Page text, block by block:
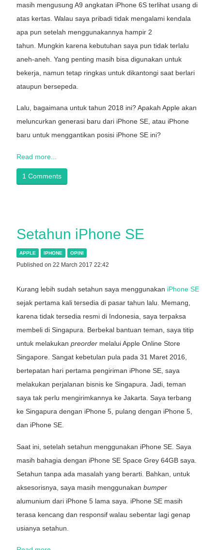
masih mengusung A9 angkatan iPhone 6S terlihat usang di
atas kertas. Walau saya pribadi tidak mengalami kendala
apa pun setelah menggunakannya hampir 2
tahun. Mungkin karena kebutuhan saya pun tidak terlalu
aneh-aneh. Yang penting masih bisa digunakan untuk
bekerja, namun tetap ringkas untuk dikantongi saat berlari
ataupun bersepeda.
Lalu, bagaimana untuk tahun 2018 ini? Apakah Apple akan
meluncurkan generasi baru dari iPhone SE, atau iPhone
baru untuk menggantikan posisi iPhone SE ini?
Read more...
1 Comments
Setahun iPhone SE
APPLE IPHONE OPINI
Published on 22 March 2017 22:42
Kurang lebih sudah setahun saya menggunakan iPhone SE
sejak pertama kali tersedia di pasar tahun lalu. Memang,
karena tidak tersedia resmi di Indonesia, saya terpaksa
membeli di Singapura. Berbekal bantuan teman, saya titip
untuk melakukan preorder melalui Apple Online Store
Singapore. Sangat kebetulan pula pada 31 Maret 2016,
bertepatan hari pertama pengiriman iPhone SE, saya
melakukan perjalanan bisnis ke Singapura. Jadi, teman
saya tak perlu mengirimkannya ke Jakarta. Saya terbang
ke Singapura dengan iPhone 5, pulang dengan iPhone 5,
dan iPhone SE.
Saat ini, setelah setahun menggunakan iPhone SE. Saya
masih bahagia dengan iPhone SE Space Grey 64GB saya.
Setahun tanpa ada masalah yang berarti. Bahkan, untuk
aksesorisnya, saya masih menggunakan bumper
alumunium dari iPhone 5 lama saya. iPhone SE masih
terasa kencang dan responsif walau sebentar lagi genap
usianya setahun.